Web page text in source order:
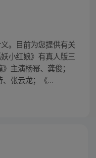
。目前为您提供有关
小红娘》有真人版三
主演杨幂、龚俊；
、张云龙；《...